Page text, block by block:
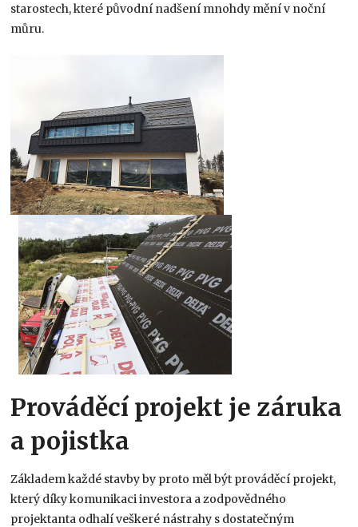
starostech, které původní nadšení mnohdy mění v noční
můru.
Prováděcí projekt je záruka
a pojistka
Základem každé stavby by proto měl být prováděcí projekt,
který díky komunikaci investora a zodpovědného
projektanta odhalí veškeré nástrahy s dostatečným